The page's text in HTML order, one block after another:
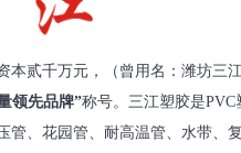
本贰千万元，（曾用名：潍坊三
领先品牌”称号。三江塑胶是
管、花园管、耐高温管、水带